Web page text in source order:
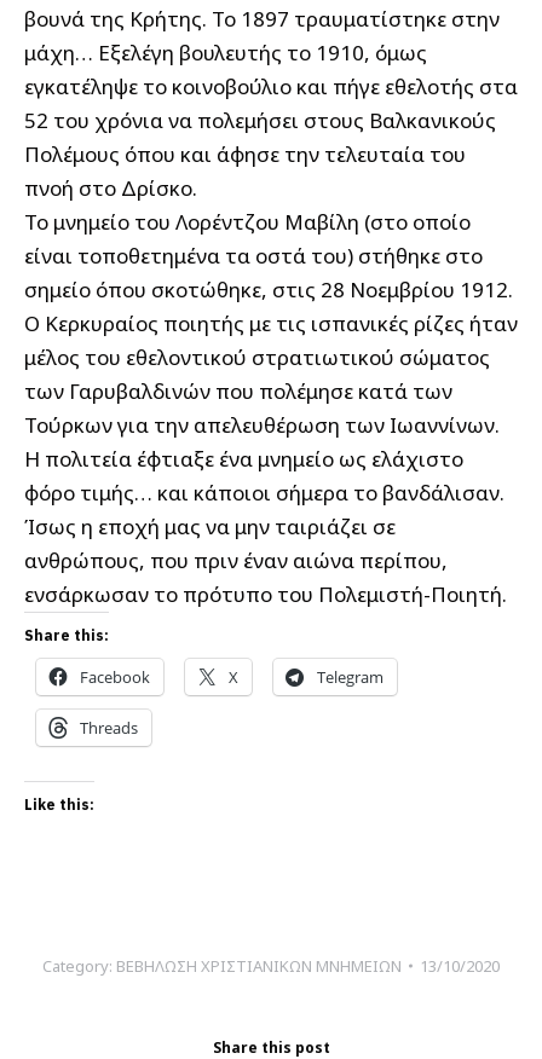
βουνά της Κρήτης. Το 1897 τραυματίστηκε στην
μάχη… Εξελέγη βουλευτής το 1910, όμως
εγκατέληψε το κοινοβούλιο και πήγε εθελοτής στα
52 του χρόνια να πολεμήσει στους Βαλκανικούς
Πολέμους όπου και άφησε την τελευταία του
πνοή στο Δρίσκο.
Το μνημείο του Λορέντζου Μαβίλη (στο οποίο
είναι τοποθετημένα τα οστά του) στήθηκε στο
σημείο όπου σκοτώθηκε, στις 28 Νοεμβρίου 1912.
Ο Κερκυραίος ποιητής με τις ισπανικές ρίζες ήταν
μέλος του εθελοντικού στρατιωτικού σώματος
των Γαρυβαλδινών που πολέμησε κατά των
Τούρκων για την απελευθέρωση των Ιωαννίνων.
Η πολιτεία έφτιαξε ένα μνημείο ως ελάχιστο
φόρο τιμής… και κάποιοι σήμερα το βανδάλισαν.
Ίσως η εποχή μας να μην ταιριάζει σε
ανθρώπους, που πριν έναν αιώνα περίπου,
ενσάρκωσαν το πρότυπο του Πολεμιστή-Ποιητή.
Share this:
Facebook X Telegram
Threads
Like this:
Category: ΒΕΒΗΛΩΣΗ ΧΡΙΣΤΙΑΝΙΚΩΝ ΜΝΗΜΕΙΩΝ 13/10/2020
Share this post